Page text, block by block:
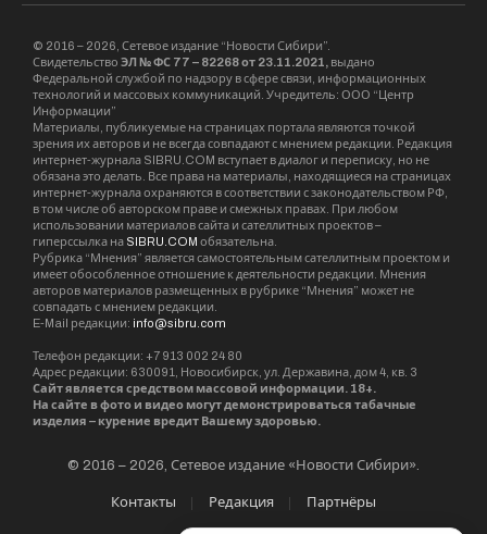
© 2016 – 2026, Сетевое издание “Новости Сибири”.
Свидетельство ЭЛ № ФС 77 – 82268 от 23.11.2021, выдано
Федеральной службой по надзору в сфере связи, информационных
технологий и массовых коммуникаций. Учредитель: ООО “Центр
Информации”
Материалы, публикуемые на страницах портала являются точкой
зрения их авторов и не всегда совпадают с мнением редакции. Редакция
интернет-журнала SIBRU.COM вступает в диалог и переписку, но не
обязана это делать. Все права на материалы, находящиеся на страницах
интернет-журнала охраняются в соответствии с законодательством РФ,
в том числе об авторском праве и смежных правах. При любом
использовании материалов сайта и сателлитных проектов –
гиперссылка на SIBRU.COM обязательна.
Рубрика “Мнения” является самостоятельным сателлитным проектом и
имеет обособленное отношение к деятельности редакции. Мнения
авторов материалов размещенных в рубрике “Мнения” может не
совпадать с мнением редакции.
E-Mail редакции: info@sibru.com
Телефон редакции: +7 913 002 24 80
Адрес редакции: 630091, Новосибирск, ул. Державина, дом 4, кв. 3
Сайт является средством массовой информации. 18+.
На сайте в фото и видео могут демонстрироваться табачные
изделия – курение вредит Вашему здоровью.
© 2016 – 2026, Сетевое издание «Новости Сибири».
Контакты Редакция Партнёры